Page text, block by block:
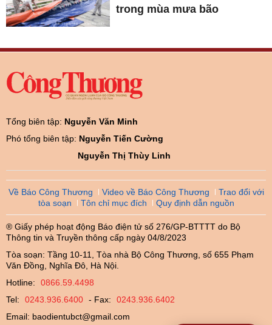
trong mùa mưa bão
Tổng biên tập: Nguyễn Văn Minh
Phó tổng biên tập: Nguyễn Tiến Cường
Nguyễn Thị Thùy Linh
Về Báo Công Thương Video về Báo Công Thương
Trao đổi với
tòa soạn
Tôn chỉ mục đích Quy định dẫn nguồn
® Giấy phép hoạt động Báo điện tử số 276/GP-BTTTT do Bộ
Thông tin và Truyền thông cấp ngày 04/8/2023
Tòa soạn: Tầng 10-11, Tòa nhà Bộ Công Thương, số 655 Phạm
Văn Đồng, Nghĩa Đô, Hà Nội.
Hotline:
0866.59.4498
Tel:
0243.936.6400 - Fax:
0243.936.6402
Email: baodientubct@gmail.com